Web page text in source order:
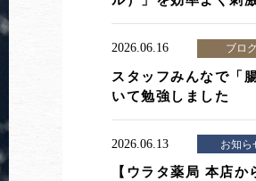
2026.06.16 ブロ
スタッフみんなで「
いて勉強しました
2026.06.13 お知ら
【ウラタ薬局 本店か